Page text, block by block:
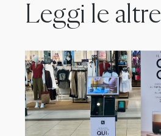
Leggi le altre